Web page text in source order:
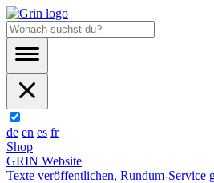
de en es fr
Shop
GRIN Website
Texte veröffentlichen, Rundum-Service